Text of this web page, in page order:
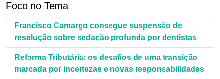
Foco no Tema
Francisco Camargo consegue suspensão de
resolução sobre sedação profunda por dentistas
Reforma Tributária: os desafios de uma transição
marcada por incertezas e novas responsabilidades